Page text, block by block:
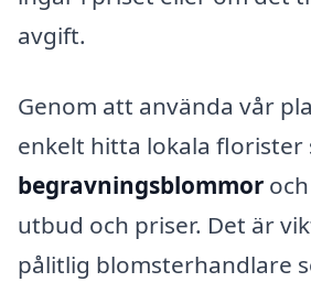
avgift.
Genom att använda vår
enkelt hitta lokala florister
begravningsblommor
utbud och priser. Det är
pålitlig blomsterhandlare